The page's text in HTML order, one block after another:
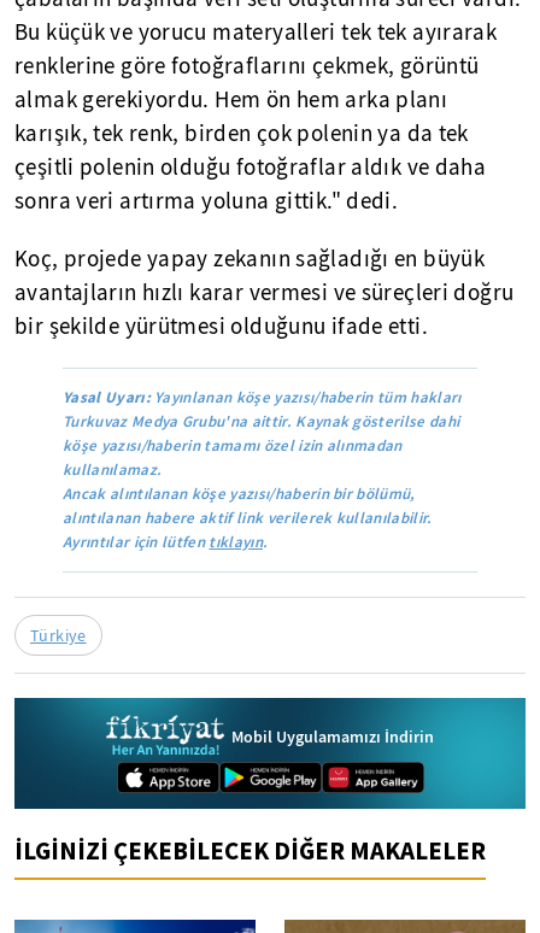
Bu küçük ve yorucu materyalleri tek tek ayırarak
renklerine göre fotoğraflarını çekmek, görüntü
almak gerekiyordu. Hem ön hem arka planı
karışık, tek renk, birden çok polenin ya da tek
çeşitli polenin olduğu fotoğraflar aldık ve daha
sonra veri artırma yoluna gittik." dedi.
Koç, projede yapay zekanın sağladığı en büyük
avantajların hızlı karar vermesi ve süreçleri doğru
bir şekilde yürütmesi olduğunu ifade etti.
Yasal Uyarı:Yayınlanan köşe yazısı/haberin tüm hakları
Turkuvaz Medya Grubu'na aittir. Kaynak gösterilse dahi
köşe yazısı/haberin tamamı özel izin alınmadan
kullanılamaz.
Ancak alıntılanan köşe yazısı/haberin bir bölümü,
alıntılanan habere aktif link verilerek kullanılabilir.
Ayrıntılar için lütfentıklayın.
Türkiye
Mobil Uygulamamızı İndirin
İLGİNİZİ ÇEKEBİLECEK DİĞER MAKALELER